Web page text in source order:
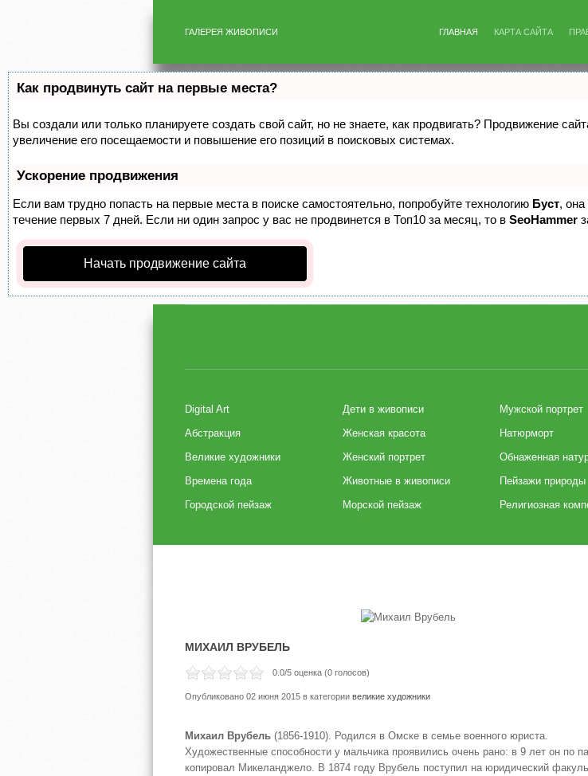
ГАЛЕРЕЯ ЖИВОПИСИ ГЛАВНАЯ КАРТА САЙТА
Как продвинуть сайт на первые места?
Вы создали или только планируете создать свой сайт, но не знаете, как продвигать? Продвижение
увеличение его посещаемости и повышение его позиций в поисковых системах.
Ускорение продвижения
Если вам трудно попасть на первые места в поиске самостоятельно, попробуйте технологию Буст,
течение первых 7 дней. Если ни один запрос у вас не продвинется в Топ10 за месяц, то в SeoHammer
Начать продвижение сайта
Digital Art
Абстракция
Великие художники
Времена года
Городской пейзаж
Дети в живописи
Женская красота
Женский портрет
Животные в живописи
Морской пейзаж
Мужской портрет
Натюрморт
Обнаженная
Пейзажи природы
Религиозная
МИХАИЛ ВРУБЕЛЬ
0.0/5 оценка (0 голосов)
Опубликовано 02 июня 2015 в категории великие художники
Михаил Врубель (1856-1910). Родился в Омске в семье военного юриста.
Художественные способности у мальчика проявились очень рано: в 9 лет он по
копировал Микеланджело. В 1874 году Врубель поступил на юридический